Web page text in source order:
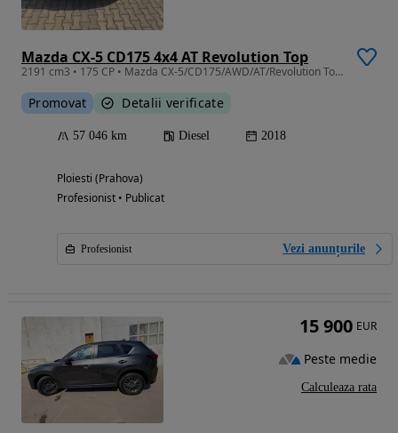
Mazda CX-5 CD175 4x4 AT Revolution Top
2191 cm3 • 175 CP • Mazda CX-5/CD175/AWD/AT/Revolution Top +bonus roti de iarna
Promovat Detalii verificate
57 046 km Diesel 2018
Ploiesti (Prahova)
Profesionist • Publicat
Profesionist Vezi anunțurile
15 900 EUR
Peste medie
Calculeaza rata